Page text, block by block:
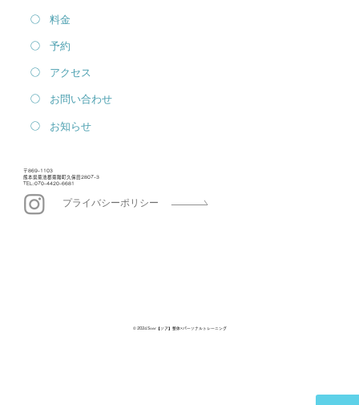
〒869-1103
熊本県菊池郡菊陽町久保田2807-3
TEL:070-4420-6681
プライバシーポリシー
© 2024 Soar【ソア】整体×パーソナルトレーニング
料金
予約
アクセス
お問い合わせ
お知らせ